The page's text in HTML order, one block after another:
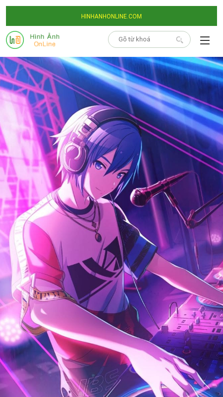
HINHANHONLINE.COM